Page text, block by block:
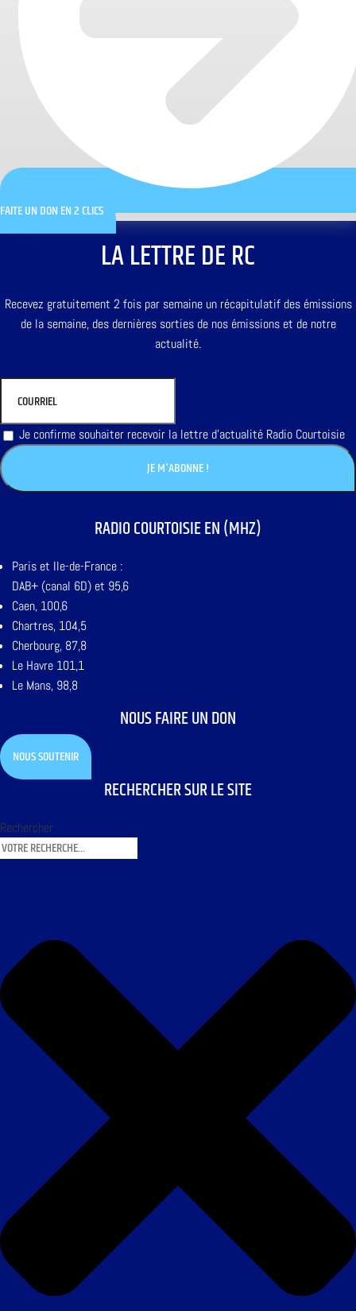
FAITE UN DON EN 2 CLICS
LA LETTRE DE RC
Recevez gratuitement 2 fois par semaine un récapitulatif des émissions
de la semaine, des dernières sorties de nos émissions et de notre
actualité.
Je confirme souhaiter recevoir la lettre d'actualité Radio Courtoisie
RADIO COURTOISIE EN (MHZ)
Paris et Ile-de-France :
DAB+ (canal 6D) et 95,6
Caen, 100,6
Chartres, 104,5
Cherbourg, 87,8
Le Havre 101,1
Le Mans, 98,8
NOUS FAIRE UN DON
NOUS SOUTENIR
RECHERCHER SUR LE SITE
Rechercher